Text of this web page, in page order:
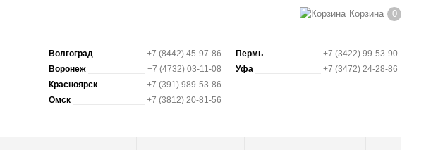
Корзина 0
Волгоград
+7 (8442) 45-97-86
Воронеж
+7 (4732) 03-11-08
Красноярск
+7 (391) 989-53-86
Омск
+7 (3812) 20-81-56
Пермь
+7 (3422) 99-53-90
Уфа
+7 (3472) 24-28-86